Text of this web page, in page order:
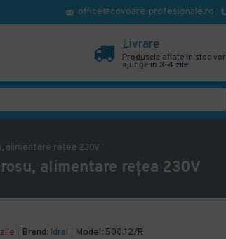
office@covoare-profesionale.ro
Livrare
Produsele aflate in stoc vor
ajunge in 3-4 zile
alimentare rețea 230V
alimentare rețea 230V
Brand: Idral Model: 500.12/R